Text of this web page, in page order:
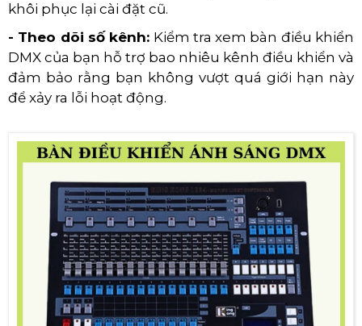
khôi phục lại cài đặt cũ.
- Theo dõi số kênh: Kiểm tra xem bàn điều khiển
DMX của bạn hỗ trợ bao nhiêu kênh điều khiển và
đảm bảo rằng bạn không vượt quá giới hạn này
để xảy ra lỗi hoạt động.